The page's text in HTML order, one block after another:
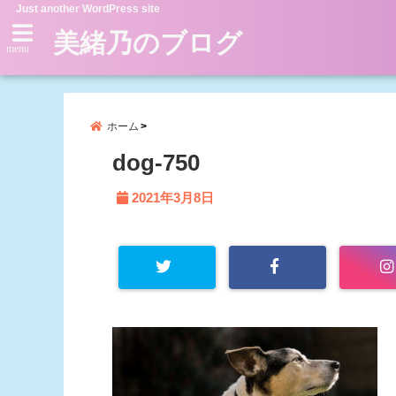
Just another WordPress site
menu 美緒乃のブログ
ホーム
dog-750
2021年3月8日